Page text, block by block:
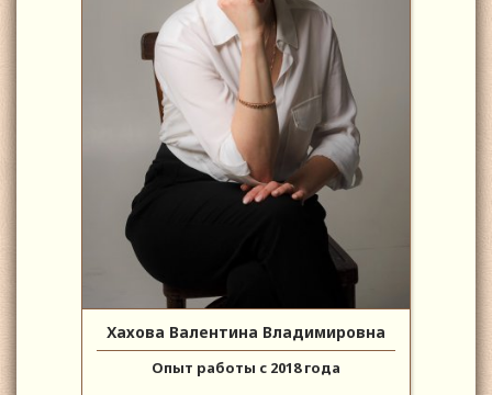
Хахова Валентина Владимировна
Опыт работы с 2018 года